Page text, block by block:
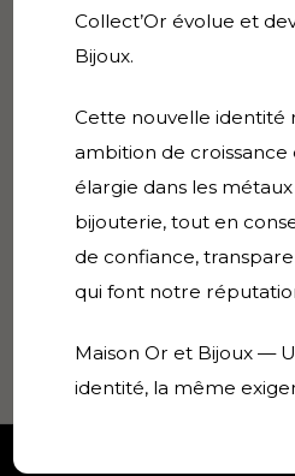
Description
Sort de polissage
Pas de boîte d’origine mais
Collect’Or évolue et
Bijoux.
Cette nouvelle identité
ambition de
élargie dans les
bijouterie, tout en
de confiance,
qui font notre
Maison Or et Bijoux —
identité, la même